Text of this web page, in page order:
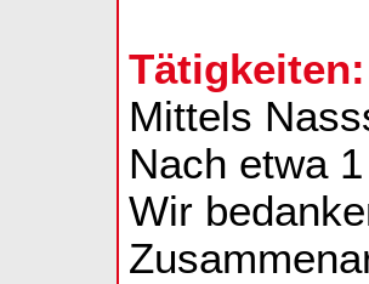
Tätigkeiten:
Mittels
Nach etwa
Wir